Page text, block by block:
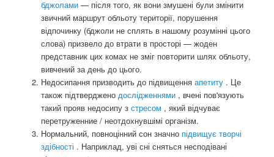
бджолами — після того, як вони змушені були змінити
звичний маршрут обльоту території, порушення
відпочинку (бджоли не сплять в нашому розумінні цього
слова) призвело до втрати в просторі — жоден
представник цих комах не зміг повторити шлях обльоту,
вивчений за день до цього.
Недосипання призводить до підвищення апетиту . Це
також підтверджено дослідженнями , вчені пов'язують
такий прояв недосипу з стресом , який відчуває
перетруженние / неотдохнувшімі організм.
Нормальний, повноцінний сон значно підвищує творчі
здібності . Наприклад, уві сні сняться несподівані